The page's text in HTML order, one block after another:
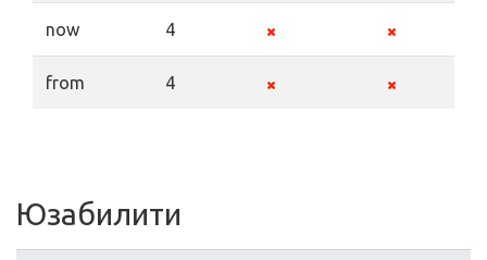
now 4
from 4
Юзабилити